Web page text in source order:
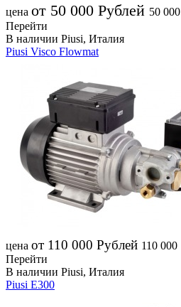
цена от 50 000 Рублей 50 000
Перейти
В наличии Piusi, Италия
Piusi Visco Flowmat
цена от 110 000 Рублей 110 000
Перейти
В наличии Piusi, Италия
Piusi E300